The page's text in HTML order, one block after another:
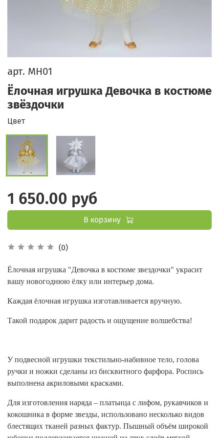
арт. МН01
Ёлочная игрушка Девочка в костюме
звёздочки
(0)
Цвет
1 650.00 руб
В корзину
Ёлочная игрушка "Девочка в костюме звездочки" украсит
вашу новогоднюю ёлку или интерьер дома.
Каждая ёлочная игрушка изготавливается вручную.
Такой подарок дарит радость и ощущение волшебства!
У подвесной игрушки текстильно-набивное тело, голова
ручки и ножки сделаны из бисквитного фарфора. Роспись
выполнена акриловыми красками.
Для изготовления наряда – платьица с лифом, рукавчиков и
кокошника в форме звезды, использовано несколько видов
блестящих тканей разных фактур. Пышный объём широкой